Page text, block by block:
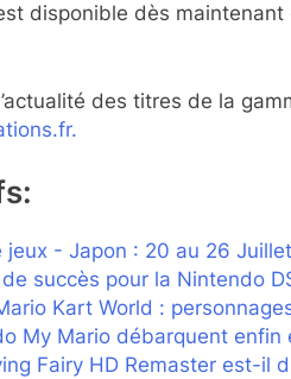
disponible dès
des titres de la
jeux - Japon : 20 au 26
succès pour la Nintendo
Kart World :
My Mario débarquent enfin
Fairy HD Remaster est-il